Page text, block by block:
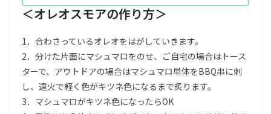
＜オレオスモアの作り方＞
1．合わさっているオレオをはがしていきます。
2．分けた片面にマシュマロをのせ、ご自宅の場合はトース
ターで、アウトドアの場合はマシュマロ単体をBBQ串に刺
し、遠火で軽く色がキツネ色になるまで炙ります。
3．マシュマロがキツネ色になったらOK